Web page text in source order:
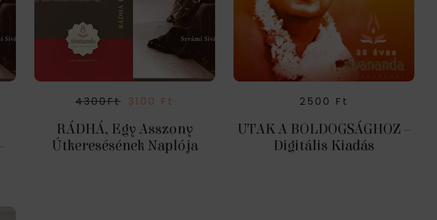
4300Ft 3100 Ft
RÁDHÁ, Egy Asszony
Útkeresésének Naplója
2500 Ft
UTAK A BOLDOGSÁGHOZ –
Digitális Kiadás